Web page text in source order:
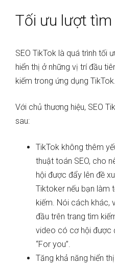
Tối ưu lượt tìm
SEO TikTok là quá trình tối
hiển thị ở những vị trí đầu
kiếm trong ứng dụng TikTok.
Với chủ thương hiệu, SEO
sau:
TikTok không thêm
thuật toán SEO, cho
hội được đẩy lên đề
Tiktoker nếu bạn làm
kiếm. Nói cách khác,
đầu trên trang tìm
video có cơ hội được
“For you”.
Tăng khả năng hiển